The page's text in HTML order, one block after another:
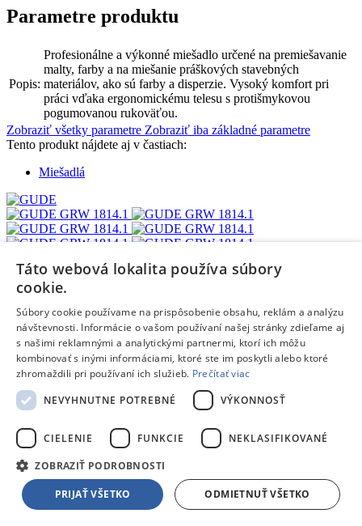
Parametre produktu
Popis:
Profesionálne a výkonné miešadlo určené na premiešavanie
malty, farby a na miešanie práškových stavebných
materiálov, ako sú farby a disperzie. Vysoký komfort pri
práci vďaka ergonomickému telesu s protišmykovou
pogumovanou rukoväťou.
Zobraziť všetky parametre Zobraziť iba základné parametre
Tento produkt nájdete aj v častiach:
Miešadlá
Žiadne dostupné recenzie
Pridať hodnotenie
Hodnotenie produktu: GUDE GRW 1814.1
Tvoj email:*
Tvoje meno: *
Polia označené hviezdičkou sú povinné
Hodnotenie:*
Odporúčal by si tento produkt svojim známym?*
Áno
Nie
Táto webová lokalita používa súbory
cookie.
Súbory cookie používame na prispôsobenie obsahu, reklám a analýzu
návštevnosti. Informácie o vašom používaní našej stránky zdieľame aj
s našimi reklamnými a analytickými partnermi, ktorí ich môžu
kombinovať s inými informáciami, ktoré ste im poskytli alebo ktoré
zhromaždili pri používaní ich služieb. Prečítať viac
NEVYHNUTNE POTREBNÉ
VÝKONNOSŤ
CIELENIE FUNKCIE NEKLASIFIKOVANÉ
ZOBRAZIŤ PODROBNOSTI
PRIJAŤ VŠETKO ODMIETNUŤ VŠETKO